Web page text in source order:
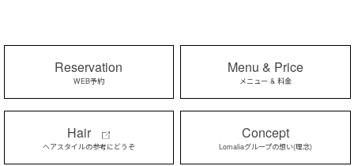
Reservation
WEB予約
Menu & Price
メニュー & 料金
Hair
ヘアスタイルの参考にどうぞ
Concept
Lomaliaグループの想い(理念)